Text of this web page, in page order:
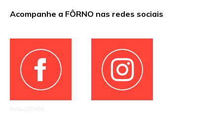
Acompanhe a FÔRNO nas redes sociais
PUBLICIDADE